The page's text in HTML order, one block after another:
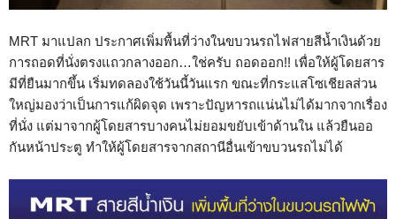
MRT มาแปลก ประกาศเพิ่มพื้นที่ว่างในขบวนรถไฟสายสีน้ำเงินด้วย
การถอดที่นั่งตรงแถวกลางออก…ใช่ครับ ถอดออก!! เพื่อให้ผู้โดยสาร
มีที่ยืนมากขึ้น เริ่มทดลองใช้วันนี้วันแรก ขณะที่กระแสโซเชียลส่วน
ใหญ่มองว่าเป็นการแก้ผิดจุด เพราะปัญหารถแน่นไม่ได้มากจากเรื่อง
ที่นั่ง แต่มาจากผู้โดยสารบางคนไม่ยอมขยับเข้าด้านใน แล้วยืนออ
กันหน้าประตู ทำให้ผู้โดยสารจากสถานีอื่นเข้าขบวนรถไม่ได้